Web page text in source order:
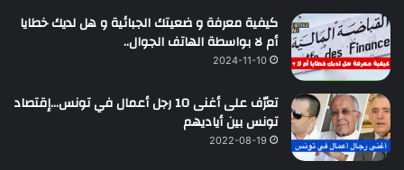
كيفية معرفة و ضعيتك الجبائية و هل لديك خطايا
أم لا بواسطة الهاتف الجوال..
2024-11-10
تعرّف على أغنى 10 رجل أعمال في تونس…إقتصاد
تونس بين أياديهم
2022-08-19